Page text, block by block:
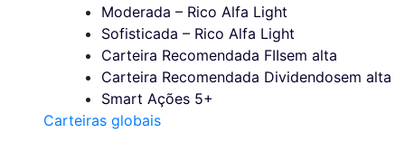
Moderada – Rico Alfa Light
Sofisticada – Rico Alfa Light
Carteira Recomendada FIIsem alta
Carteira Recomendada Dividendosem alta
Smart Ações 5+
Carteiras globais